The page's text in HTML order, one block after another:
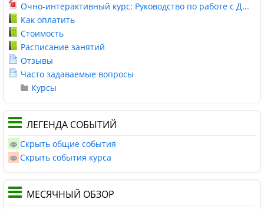
Очно-интерактивный курс: Руководство по работе с Д...
Как оплатить
Стоимость
Расписание занятий
Отзывы
Часто задаваемые вопросы
Курсы
ЛЕГЕНДА СОБЫТИЙ
Скрыть общие события
Скрыть события курса
МЕСЯЧНЫЙ ОБЗОР